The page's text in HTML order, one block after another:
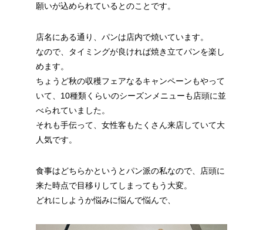
願いが込められているとのことです。
店名にある通り、パンは店内で焼いています。
なので、タイミングが良ければ焼き立てパンを楽し
めます。
ちょうど秋の収穫フェアなるキャンペーンもやって
いて、10種類くらいのシーズンメニューも店頭に並
べられていました。
それも手伝って、女性客もたくさん来店していて大
人気です。
食事はどちらかというとパン派の私なので、店頭に
来た時点で目移りしてしまってもう大変。
どれにしようか悩みに悩んで悩んで、